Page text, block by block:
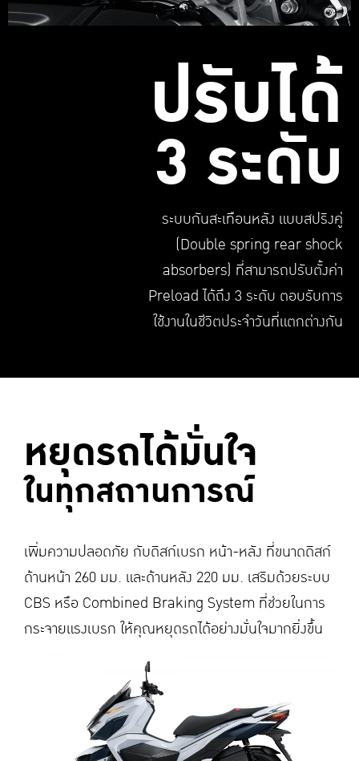
ปรับได้
3 ระดับ
ระบบกันสะเทือนหลัง แบบสปริงคู่
(Double spring rear shock
absorbers) ท่ีสามารถปรับต้ังค่า
Preload ได้ถึง 3 ระดับ ตอบรับการ
ใช้งานในชีวิตประจําวันท่ีแตกต่างกัน
หยุดรถได้มั่นใจ
ในทุกสถานการณ์
เพิ่มความปลอดภัย กับดิสก์เบรก หน้า-หลัง ที่ขนาดดิสก์
ด้านหน้า 260 มม. และด้านหลัง 220 มม. เสริมด้วยระบบ
CBS หรือ Combined Braking System ที่ช่วยในการ
กระจายแรงเบรก ให้คุณหยุดรถได้อย่างมั่นใจมากยิ่งขึ้น